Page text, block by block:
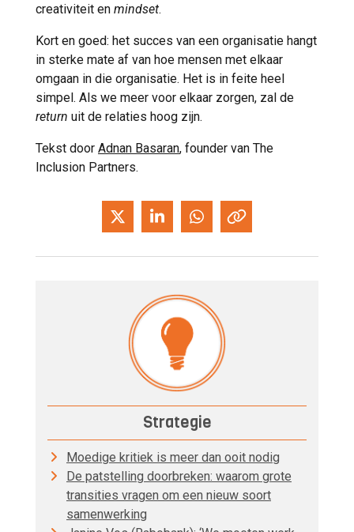
creativiteit en mindset.
Kort en goed: het succes van een organisatie hangt
in sterke mate af van hoe mensen met elkaar
omgaan in die organisatie. Het is in feite heel
simpel. Als we meer voor elkaar zorgen, zal de
return uit de relaties hoog zijn.
Tekst door Adnan Basaran, founder van The
Inclusion Partners.
Strategie
Moedige kritiek is meer dan ooit nodig
De patstelling doorbreken: waarom grote
transities vragen om een nieuw soort
samenwerking